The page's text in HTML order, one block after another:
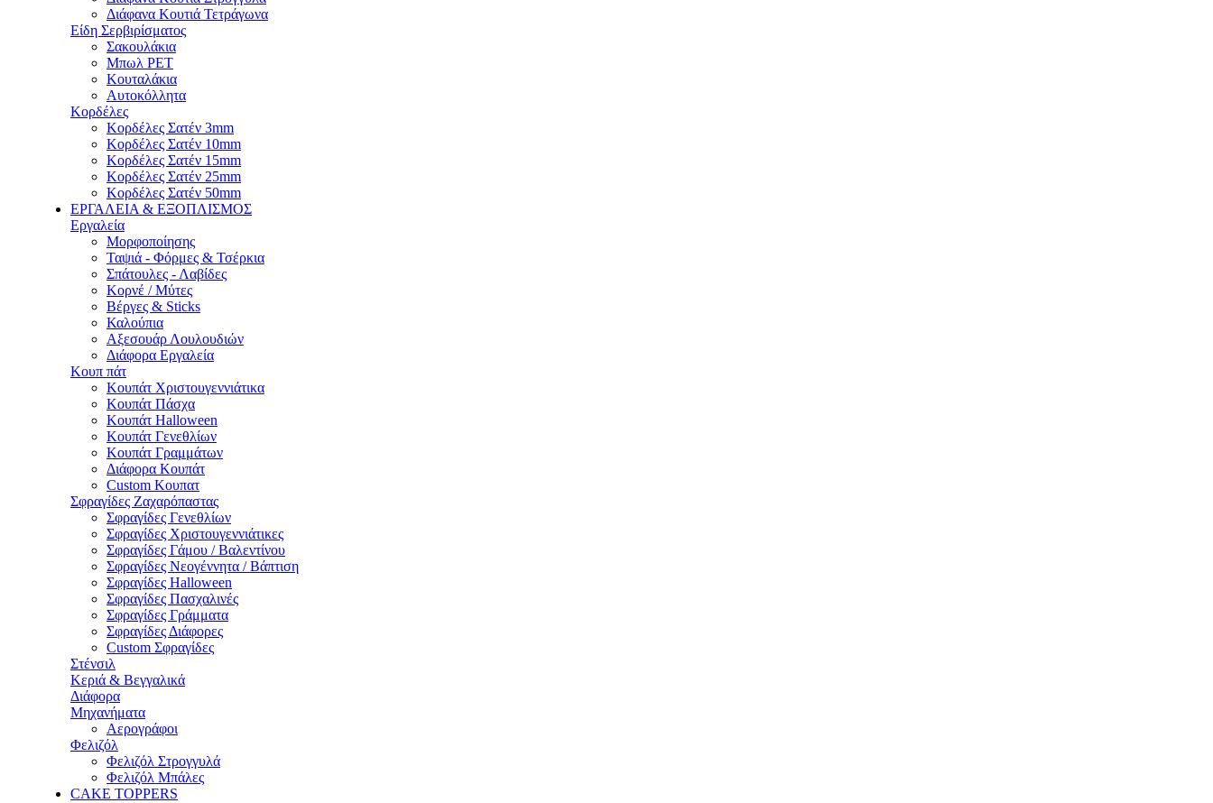
Διάφανα Κουτιά Τετράγωνα
Είδη Σερβιρίσματος
Σακουλάκια
Μπωλ PET
Κουταλάκια
Αυτοκόλλητα
Κορδέλες
Κορδέλες Σατέν 3mm
Κορδέλες Σατέν 10mm
Κορδέλες Σατέν 15mm
Κορδέλες Σατέν 25mm
Κορδέλες Σατέν 50mm
ΕΡΓΑΛΕΙΑ & ΕΞΟΠΛΙΣΜΟΣ
Εργαλεία
Μορφοποίησης
Ταψιά - Φόρμες & Τσέρκια
Σπάτουλες - Λαβίδες
Κορνέ / Μύτες
Βέργες & Sticks
Καλούπια
Αξεσουάρ Λουλουδιών
Διάφορα Εργαλεία
Κουπ πάτ
Κουπάτ Χριστουγεννιάτικα
Κουπάτ Πάσχα
Κουπάτ Halloween
Κουπάτ Γενεθλίων
Κουπάτ Γραμμάτων
Διάφορα Κουπάτ
Custom Κουπατ
Σφραγίδες Ζαχαρόπαστας
Σφραγίδες Γενεθλίων
Σφραγίδες Χριστουγεννιάτικες
Σφραγίδες Γάμου / Βαλεντίνου
Σφραγίδες Νεογέννητα / Βάπτιση
Σφραγίδες Halloween
Σφραγίδες Πασχαλινές
Σφραγίδες Γράμματα
Σφραγίδες Διάφορες
Custom Σφραγίδες
Στένσιλ
Κεριά & Βεγγαλικά
Διάφορα
Μηχανήματα
Αερογράφοι
Φελιζόλ
Φελιζόλ Στρογγυλά
Φελιζόλ Μπάλες
CAKE TOPPERS